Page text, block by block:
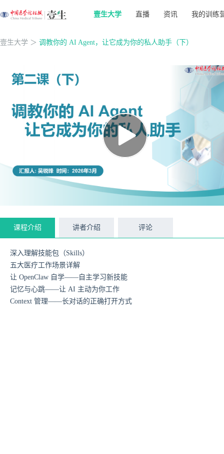
壹生大学 直播 资讯 我的训练
壹生大学 ＞ 调教你的 AI Agent，让它成为你的私人助手（下）
课程介绍 讲者介绍 评论
深入理解技能包（Skills）
五大医疗工作场景详解
让 OpenClaw 自学——自主学习新技能
记忆与心跳——让 AI 主动为你工作
Context 管理——长对话的正确打开方式